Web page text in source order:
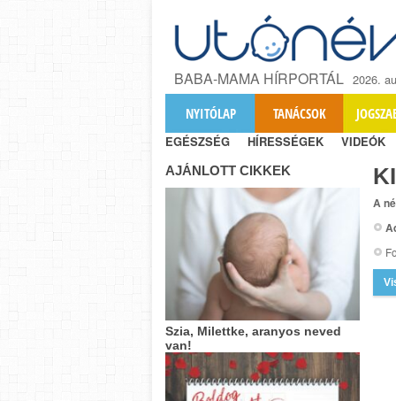
BABA-MAMA HÍRPORTÁL 2026.
NYITÓLAP TANÁCSOK
EGÉSZSÉG HÍRESSÉGEK VIDEÓK
A
AJÁNLOTT CIKKEK
Szia, Milettke, aranyos neved
van!